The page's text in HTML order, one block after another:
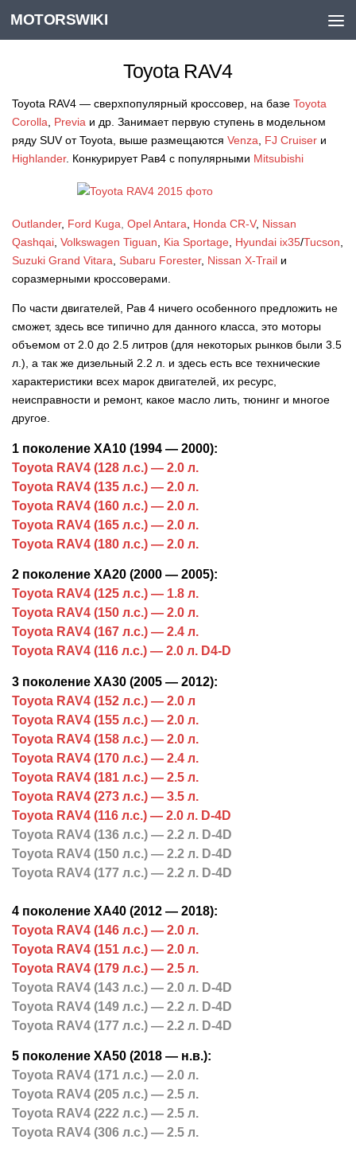
Skip to content
MOTORSWIKI
Toyota RAV4
Toyota RAV4 — сверхпопулярный кроссовер, на базе Toyota
Corolla
Previa и др. Занимает первую ступень в модельном
ряду SUV от Toyota, выше размещаются Venza FJ Cruiser и
Highlander. Конкурирует Рав4 с популярными Mitsubishi
Outlander, Ford Kuga Opel Antara Honda CR-V, Nissan
Qashqai Volkswagen Tiguan Kia Sportage Hyundai ix35/Tucson
Suzuki Grand Vitara
Subaru Forester, Nissan X-Trail и
соразмерными кроссоверами.
По части двигателей, Рав 4 ничего особенного предложить не
сможет, здесь все типично для данного класса, это моторы
объемом от 2.0 до 2.5 литров (для некоторых рынков были 3.5
л.), а так же дизельный 2.2 л. и здесь есть все технические
характеристики всех марок двигателей, их ресурс,
неисправности и ремонт, какое масло лить, тюнинг и многое
другое.
1 поколение XA10 (1994 — 2000):
Toyota RAV4 (128 л.с.) — 2.0 л.
Toyota RAV4 (135 л.с.) — 2.0 л.
Toyota RAV4 (160 л.с.) — 2.0 л.
Toyota RAV4 (165 л.с.) — 2.0 л.
Toyota RAV4 (180 л.с.) — 2.0 л.
2 поколение XA20 (2000 — 2005):
Toyota RAV4 (125 л.с.) — 1.8 л.
Toyota RAV4 (150 л.с.) — 2.0 л.
Toyota RAV4 (167 л.с.) — 2.4 л.
Toyota RAV4 (116 л.с.) — 2.0 л. D4-D
3 поколение XA30 (2005 — 2012):
Toyota RAV4 (152 л.с.) — 2.0 л
Toyota RAV4 (155 л.с.) — 2.0 л.
Toyota RAV4 (158 л.с.) — 2.0 л.
Toyota RAV4 (170 л.с.) — 2.4 л.
Toyota RAV4 (181 л.с.) — 2.5 л.
Toyota RAV4 (273 л.с.) — 3.5 л.
Toyota RAV4 (116 л.с.) — 2.0 л. D-4D
Toyota RAV4 (136 л.с.) — 2.2 л. D-4D
Toyota RAV4 (150 л.с.) — 2.2 л. D-4D
Toyota RAV4 (177 л.с.) — 2.2 л. D-4D
4 поколение XA40 (2012 — 2018):
Toyota RAV4 (146 л.с.) — 2.0 л.
Toyota RAV4 (151 л.с.) — 2.0 л.
Toyota RAV4 (179 л.с.) — 2.5 л.
Toyota RAV4 (143 л.с.) — 2.0 л. D-4D
Toyota RAV4 (149 л.с.) — 2.2 л. D-4D
Toyota RAV4 (177 л.с.) — 2.2 л. D-4D
5 поколение XA50 (2018 — н.в.):
Toyota RAV4 (171 л.с.) — 2.0 л.
Toyota RAV4 (205 л.с.) — 2.5 л.
Toyota RAV4 (222 л.с.) — 2.5 л.
Toyota RAV4 (306 л.с.) — 2.5 л.